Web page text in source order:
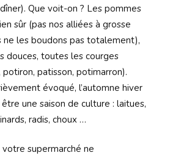
Que voit-on ? Les pommes
sûr (pas nos alliées à grosse
ne les boudons pas totalement),
douces, toutes les courges
potiron, patisson, potimarron).
évoqué, l’automne hiver
une saison de culture : laitues,
radis, choux …
votre supermarché ne